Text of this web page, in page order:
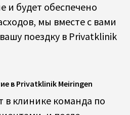
и будет обеспечено
мы вместе с вами
поездку в Privatklinik
в Privatklinik Meiringen
в клинике команда по